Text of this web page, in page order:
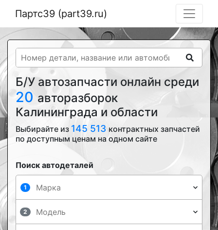
Партс39 (part39.ru)
Б/У автозапчасти онлайн среди
20 авторазборок
Калининграда и области
Выбирайте из 145 513 контрактных запчастей
по доступным ценам на одном сайте
Поиск автодеталей
1
2